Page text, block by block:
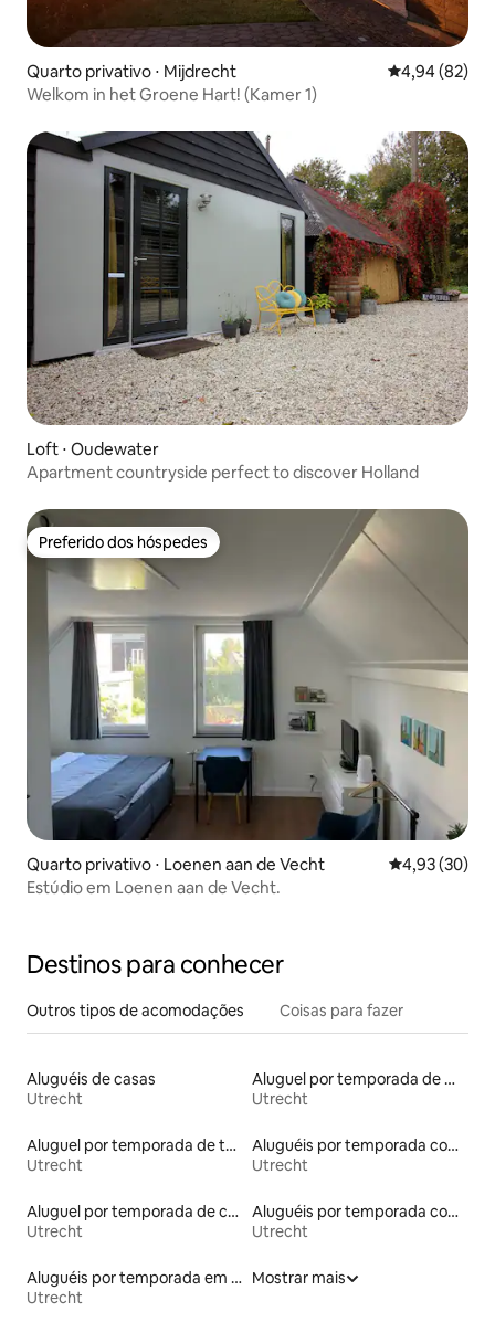
Quarto privativo ⋅ Mijdrecht 4,94 de uma
4,94 (82)
Welkom in het Groene Hart! (Kamer 1)
Loft ⋅ Oudewater
Apartment countryside perfect to discover Holland
Preferido dos hóspedes
Preferido dos hóspedes
Quarto privativo ⋅ Loenen aan de Vecht 4,93 de uma
4,93 (30)
Estúdio em Loenen aan de Vecht.
Destinos para conhecer
Outros tipos de acomodações Coisas para fazer
Aluguéis de casas
Utrecht
Aluguel por temporada de microcasas
Utrecht
Aluguel por temporada de townhouses
Utrecht
Aluguéis por temporada com acesso à praia
Utrecht
Aluguel por temporada de casas de hóspedes
Utrecht
Aluguéis por temporada com sauna
Utrecht
Aluguéis por temporada em acampamentos
Utrecht
Mostrar mais